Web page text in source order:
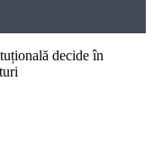
decide în